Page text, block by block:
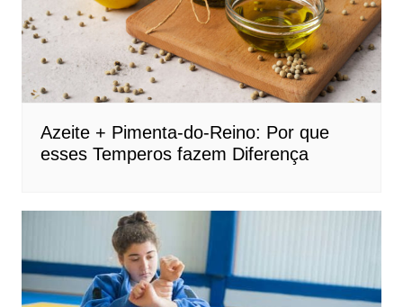
Azeite + Pimenta-do-Reino: Por que
esses Temperos fazem Diferença